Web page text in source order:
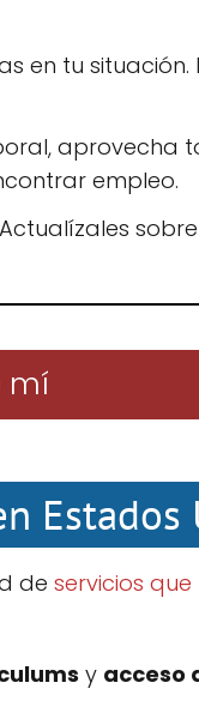
en tu situación.
aprovecha
empleo.
mí
Estados
de servicios
y acceso